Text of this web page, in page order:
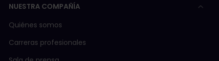
NUESTRA COMPAÑÍA
Quiénes somos
Carreras profesionales